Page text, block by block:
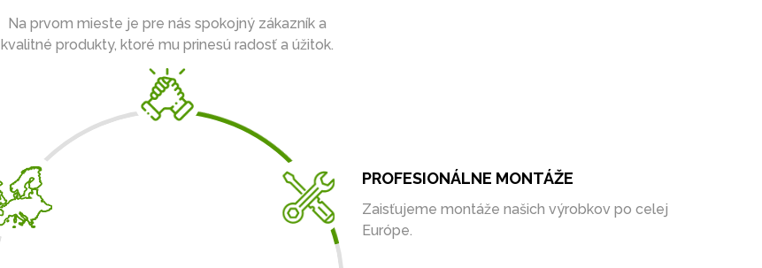
Na prvom mieste je pre nás spokojný zákazník a
kvalitné produkty, ktoré mu prinesú radosť a úžitok.
PROFESIONÁLNE MONTÁŽE
Zaisťujeme montáže našich výrobkov po celej
Európe.